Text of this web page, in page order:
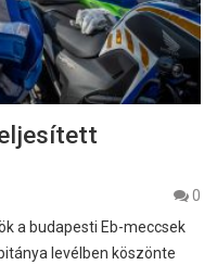
0
a budapesti Eb-meccsek
levélben köszönte